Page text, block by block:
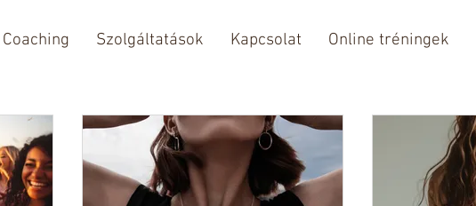
Coaching Szolgáltatások Kapcsolat Online tréningek